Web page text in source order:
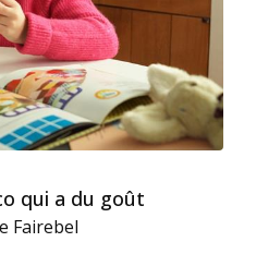
qui a du goût
Fairebel